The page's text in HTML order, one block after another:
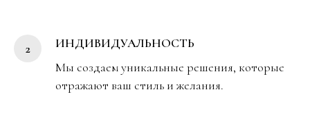
ИНДИВИДУАЛЬНОСТЬ
Мы создаем уникальные решения, которые
отражают ваш стиль и желания.